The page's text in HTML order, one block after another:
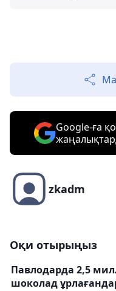
Google-ға
zkadm
Оқи отырыңыз
Павлодарда 2,5
шоколад